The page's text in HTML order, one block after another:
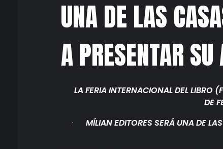
UNA DE LAS
A PRESENTAR
LA FERIA INTERNACIONAL DEL LIBRO
DE
·MÍLIAN EDITORES SERÁ UNA DE